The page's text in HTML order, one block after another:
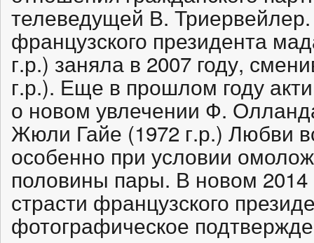
телеведущей В.
французского президента
г.р.) заняла в 2007 году,
г.р.). Еще в прошлом году
о новом увлечении Ф.
Жюли Гайе (1972 г.р.) Любви
особенно при условии
половины пары. В новом 2014
страсти французского
фотографическое